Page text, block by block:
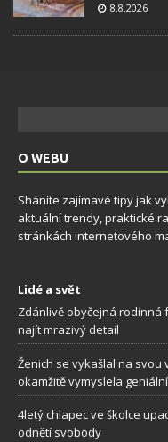
8.8.2026
O WEBU
Sháníte zajímavé tipy jak
aktuální trendy, praktické
stránkách internetového
Lidé a svět
Zdánlivě obyčejná
najít mrazivý detail
Ženich se vykašlal na
okamžitě vymyslela
4letý chlapec ve školce
odnětí svobody